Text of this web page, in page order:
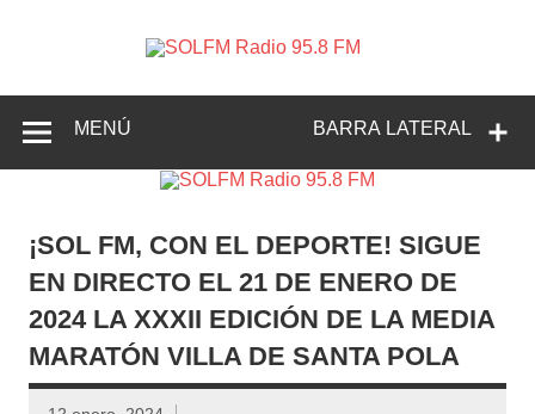
Radio
95.8 FM
Crevillente, Radio en Vega Baja y Radio en el Medio
BARRA LATERAL
MENÚ
¡SOL FM, CON EL DEPORTE! SIGUE
EN DIRECTO EL 21 DE ENERO DE
2024 LA XXXII EDICIÓN DE LA MEDIA
MARATÓN VILLA DE SANTA POLA